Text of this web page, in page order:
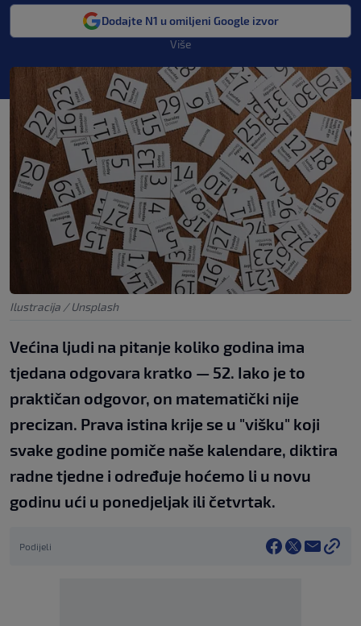
Dodajte N1 u omiljeni Google izvor
Više
Ilustracija / Unsplash
Većina ljudi na pitanje koliko godina ima
tjedana odgovara kratko — 52. Iako je to
praktičan odgovor, on matematički nije
precizan. Prava istina krije se u "višku" koji
svake godine pomiče naše kalendare, diktira
radne tjedne i određuje hoćemo li u novu
godinu ući u ponedjeljak ili četvrtak.
Podijeli